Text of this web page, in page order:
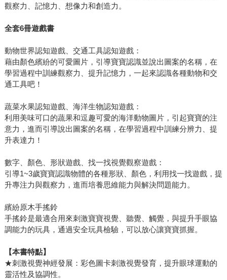
觀察力、記憶力、想像力和創造力。
全套6冊遊戲書
動物世界認知遊戲、交通工具認知遊戲：
藉由顏色繽紛的可愛圖片，引導寶寶認識並說出圖案的名稱，在
學習過程中訓練觀察力、提升記憶力，一起來認識各種動物和交
通工具吧！
蔬菜水果認知遊戲、海洋生物認知遊戲：
利用美味可口的蔬果和逗趣可愛的海洋動物圖片，引起寶寶的注
意力，進而引導說出圖案的名稱，在學習過程中訓練分辨力、提
升表達力！
數字、顏色、形狀遊戲、找一找視覺觀察遊戲：
引導1~3歲寶寶認識物體的各種形狀、顏色，利用找一找遊戲，提
升專注力與觀察力，進而培養思維能力與解決問題能力。
繽紛原木手搖鈴
手搖鈴是最適合用來刺激寶寶視覺、聽覺、觸覺，與提升手眼協
調能力的玩具，通過安全玩具檢驗，可以放心讓寶寶抓握。
【本書特點】
★刺激視覺神經發展：彩色圖卡刺激視覺發育，提升眼球運動的
靈活性及協調性。